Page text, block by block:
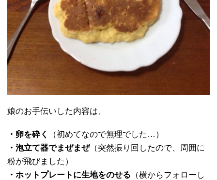
娘のお手伝いした内容は、
・卵を砕く
（初めてなので無理でした…）
・泡立て器でまぜまぜ（突然振り回したので、周囲に
粉が飛びました）
・ホットプレートに生地をのせる （横からフォローし